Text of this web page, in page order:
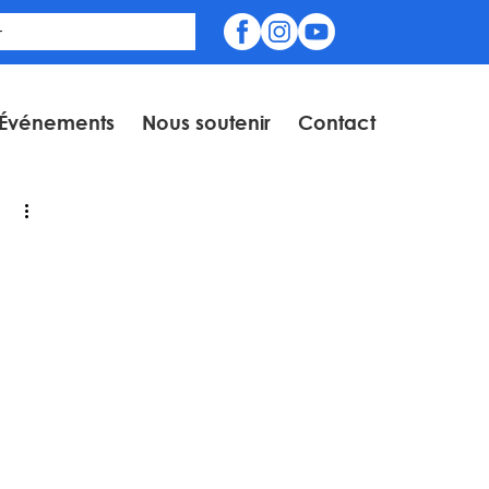
Événements Nous soutenir Contact